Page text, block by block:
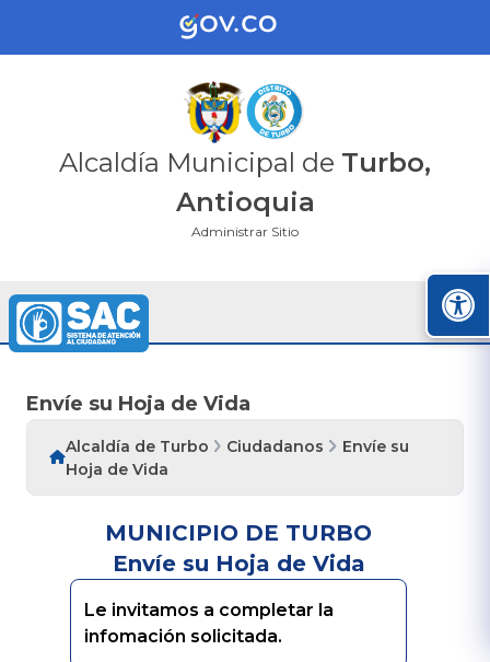
Alcaldía Municipal de Turbo,
Antioquia
Administrar Sitio
Envíe su Hoja de Vida
Alcaldía de Turbo Ciudadanos
Envíe su
Hoja de Vida